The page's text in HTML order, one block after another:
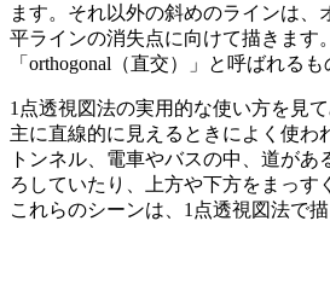
ます。それ以外の斜めのラインは、
平ラインの消失点に向けて描きます
「orthogonal（直交）」と呼ばれるも
1点透視図法の実用的な使い方を見て
主に直線的に見えるときによく使わ
トンネル、電車やバスの中、道が
ろしていたり、上方や下方をまっす
これらのシーンは、1点透視図法で